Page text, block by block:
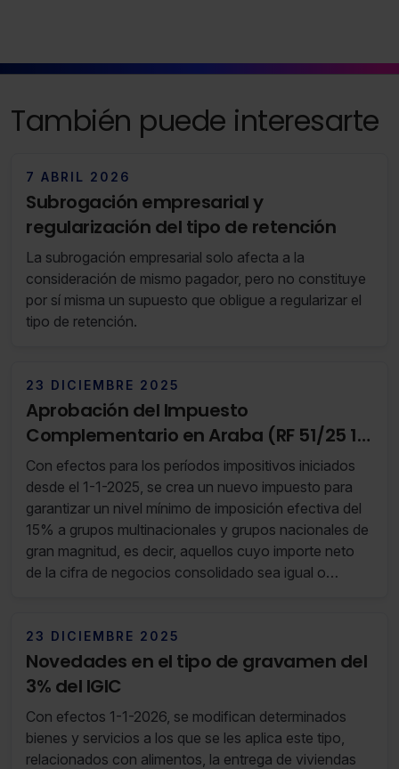
También puede interesarte
7 ABRIL 2026
Subrogación empresarial y
regularización del tipo de retención
La subrogación empresarial solo afecta a la
consideración de mismo pagador, pero no constituye
por sí misma un supuesto que obligue a regularizar el
tipo de retención.
23 DICIEMBRE 2025
Aprobación del Impuesto
Complementario en Araba (RF 51/25 16
de Diciembre de 2025 al 22 de
Diciembre de 2025)
Con efectos para los períodos impositivos iniciados
desde el 1-1-2025, se crea un nuevo impuesto para
garantizar un nivel mínimo de imposición efectiva del
15% a grupos multinacionales y grupos nacionales de
gran magnitud, es decir, aquellos cuyo importe neto
de la cifra de negocios consolidado sea igual o
anteriores.
23 DICIEMBRE 2025
Novedades en el tipo de gravamen del
3% del IGIC
Con efectos 1-1-2026, se modifican determinados
bienes y servicios a los que se les aplica este tipo,
relacionados con alimentos, la entrega de viviendas